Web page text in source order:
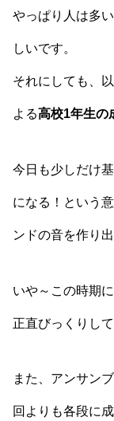
やっぱり人は多
しいです。
それにしても、
よる高校1年生の
今日も少しだけ
になる！という
ンドの音を作り
いや～この時期
正直びっくりして
また、アンサン
回よりも各段に